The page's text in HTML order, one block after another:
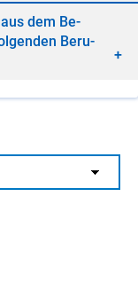
dem Be­
Be­ru­